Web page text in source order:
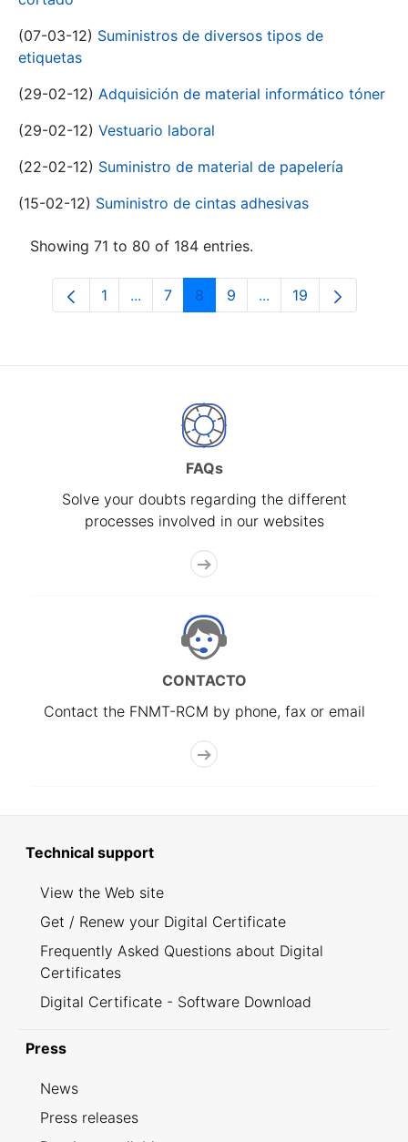
(07-03-12) Suministros de diversos tipos de
etiquetas
(29-02-12) Adquisición de material informático tóner
(29-02-12) Vestuario laboral
(22-02-12) Suministro de material de papelería
(15-02-12) Suministro de cintas adhesivas
Showing 71 to 80 of 184 entries.
Page
1 ...Intermediate Pages Use TAB to
Page
7 Page
8 Page
9 ...Intermediate Pages
Page
19
FAQs
Solve your doubts regarding the different
processes involved in our websites
CONTACTO
Contact the FNMT-RCM by phone, fax or email
Technical support
View the Web site
Get / Renew your Digital Certificate
Frequently Asked Questions about Digital
Certificates
Digital Certificate - Software Download
Press
News
Press releases